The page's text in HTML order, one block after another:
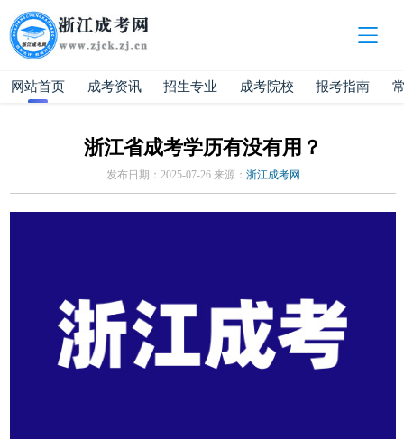
网站首页 成考资讯 招生专业 成考院校 报考指南
浙江省成考学历有没有用？
发布日期：2025-07-26 来源： 浙江成考网